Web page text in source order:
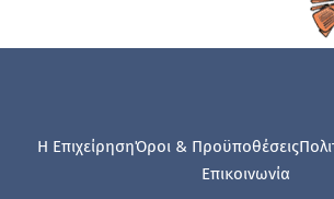
Η ΕπιχείρησηΌροι & Προϋποθέσεις
Επικοινωνία